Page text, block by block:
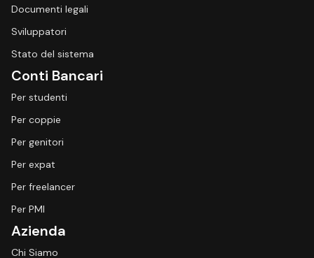
Documenti legali
Sviluppatori
Stato del sistema
Conti Bancari
Per studenti
Per coppie
Per genitori
Per expat
Per freelancer
Per PMI
Azienda
Chi Siamo